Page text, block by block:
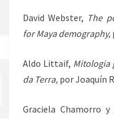
David Webster, The
for Maya demography,
Aldo Littaif, Mitologia
da Terra, por Joaquín
Graciela Chamorro y